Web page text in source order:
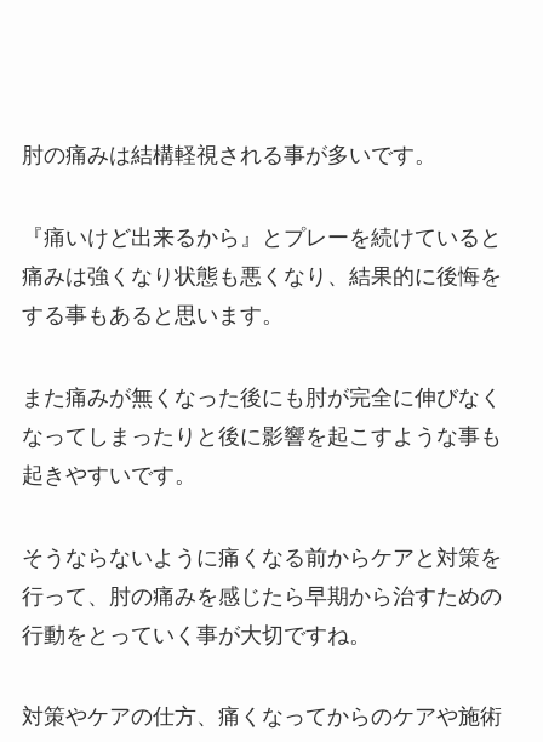
肘の痛みは結構軽視される事が多いです。
『痛いけど出来るから』とプレーを続けていると
痛みは強くなり状態も悪くなり、結果的に後悔を
する事もあると思います。
また痛みが無くなった後にも肘が完全に伸びなく
なってしまったりと後に影響を起こすような事も
起きやすいです。
そうならないように痛くなる前からケアと対策を
行って、肘の痛みを感じたら早期から治すための
行動をとっていく事が大切ですね。
対策やケアの仕方、痛くなってからのケアや施術